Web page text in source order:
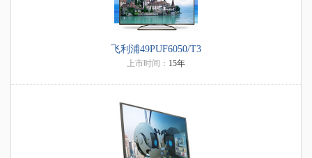
飞利浦49PUF6050/T3
上市时间： 15年